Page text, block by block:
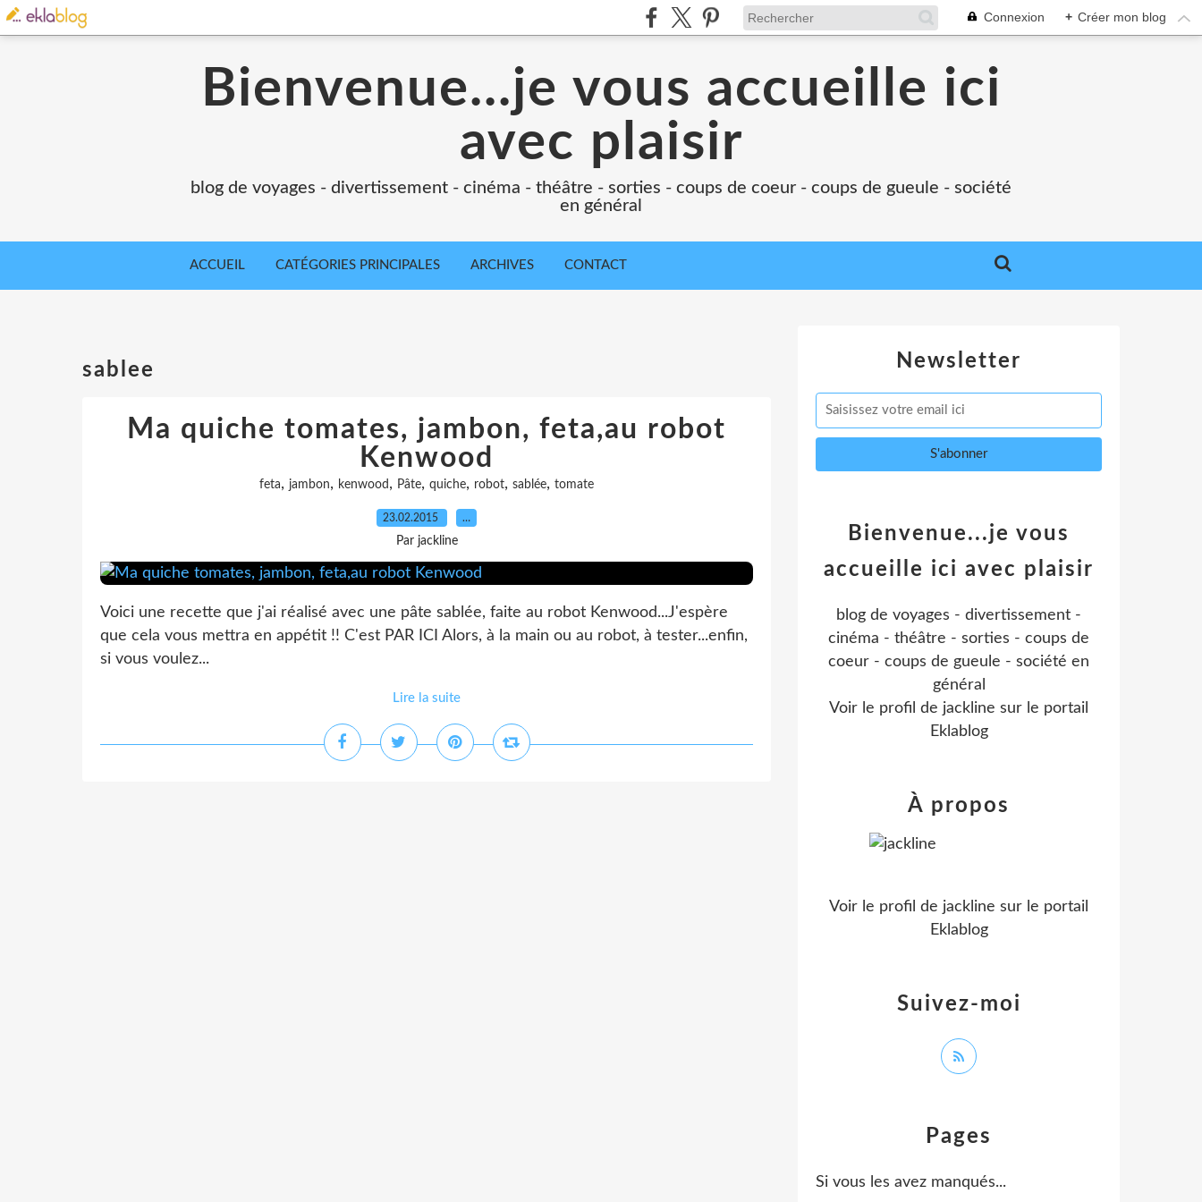
Connexion + Créer mon blog
Bienvenue...je vous accueille ici
avec plaisir
blog de voyages - divertissement - cinéma - théâtre - sorties - coups de coeur - coups de gueule - société
en général
ACCUEIL CATÉGORIES PRINCIPALES ARCHIVES CONTACT
sablee
Ma quiche tomates, jambon, feta,au robot
Kenwood
feta, jambon, kenwood , Pâte, quiche, robot, sablée, tomate
23.02.2015 …
Par jackline
Voici une recette que j'ai réalisé avec une pâte sablée, faite au robot Kenwood...J'espère
que cela vous mettra en appétit !! C'est PAR ICI Alors, à la main ou au robot, à tester...enfin,
si vous voulez...
Lire la suite
Newsletter
Pages
Si vous les avez manqués...
Bienvenue...je vous
accueille ici avec plaisir
blog de voyages - divertissement -
cinéma - théâtre - sorties - coups de
coeur - coups de gueule - société en
général
Voir le profil de jackline sur le portail
Eklablog
Suivez-moi
À propos
Voir le profil de jackline sur le portail
Eklablog